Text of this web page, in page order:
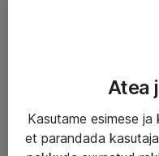
IT taristu
Haldusteenused
Atea
Kasutame esimese
et parandada